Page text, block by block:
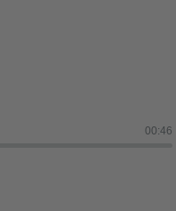
00:46